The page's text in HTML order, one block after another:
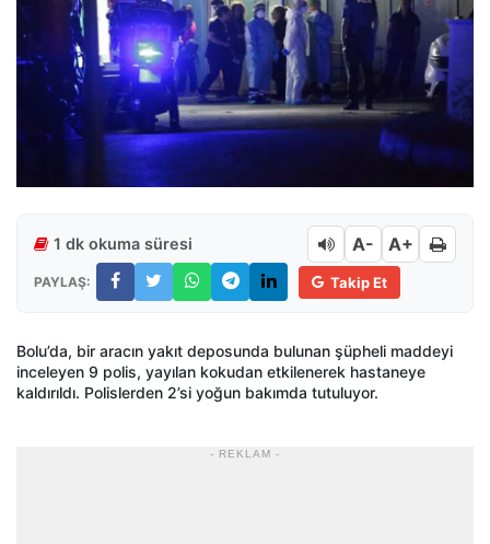
1 dk okuma süresi A- A+
PAYLAŞ: Takip Et
Bolu’da, bir aracın yakıt deposunda bulunan şüpheli maddeyi
inceleyen 9 polis, yayılan kokudan etkilenerek hastaneye
kaldırıldı. Polislerden 2’si yoğun bakımda tutuluyor.
- REKLAM -